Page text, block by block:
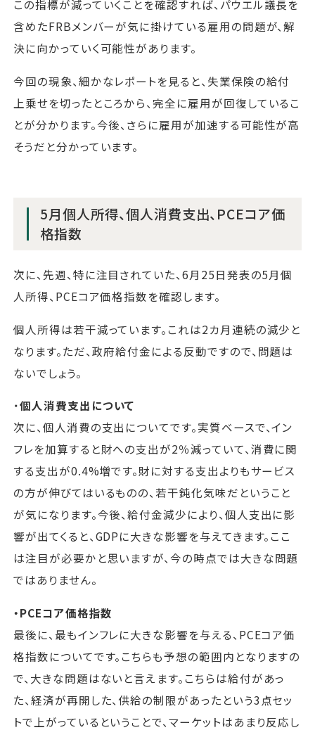
この指標が減っていくことを確認すれば、パウエル議長を
含めたFRBメンバーが気に掛けている雇用の問題が、解
決に向かっていく可能性があります。
今回の現象、細かなレポートを見ると、失業保険の給付
上乗せを切ったところから、完全に雇用が回復しているこ
とが分かります。今後、さらに雇用が加速する可能性が高
そうだと分かっています。
5月個人所得、個人消費支出、PCEコア価
格指数
次に、先週、特に注目されていた、6月25日発表の5月個
人所得、PCEコア価格指数を確認します。
個人所得は若干減っています。これは2カ月連続の減少と
なります。ただ、政府給付金による反動ですので、問題は
ないでしょう。
・個人消費支出について
次に、個人消費の支出についてです。実質ベースで、イン
フレを加算すると財への支出が2％減っていて、消費に関
する支出が0.4%増です。財に対する支出よりもサービス
の方が伸びてはいるものの、若干鈍化気味だということ
が気になります。今後、給付金減少により、個人支出に影
響が出てくると、GDPに大きな影響を与えてきます。ここ
は注目が必要かと思いますが、今の時点では大きな問題
ではありません。
・PCEコア価格指数
最後に、最もインフレに大きな影響を与える、PCEコア価
格指数についてです。こちらも予想の範囲内となりますの
で、大きな問題はないと言えます。こちらは給付があっ
た、経済が再開した、供給の制限があったという3点セッ
トで上がっているということで、マーケットはあまり反応し